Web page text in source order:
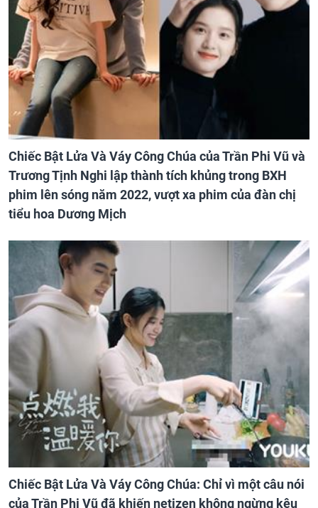
Chiếc Bật Lửa Và Váy Công Chúa của Trần Phi Vũ và
Trương Tịnh Nghi lập thành tích khủng trong BXH
phim lên sóng năm 2022, vượt xa phim của đàn chị
tiểu hoa Dương Mịch
Chiếc Bật Lửa Và Váy Công Chúa: Chỉ vì một câu nói
của Trần Phi Vũ đã khiến netizen không ngừng kêu